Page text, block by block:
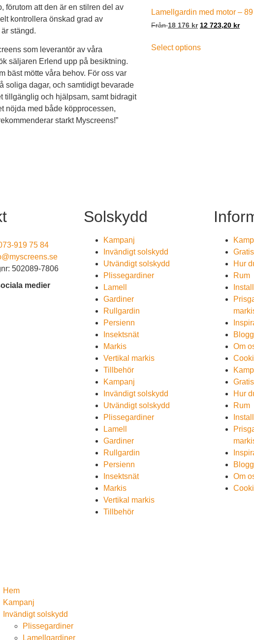
förutom att den är en stilren del av
kontrollera önskad grad av
stängd.
som leverantör av våra
säljaren Erlend upp på besiktning.
bäst mötte våra behov. För oss var
soliga dagar, och samtidigt bevarade
tillgänglig och hjälpsam, samt bidragit
nöjda med både köpprocessen,
starkt Myscreens!”
Lamellgardin med motor –
Från 18 176 kr 12 723,20 kr
Select options
919 75 84
502089-7806
medier
Solskydd
Kampanj
Invändigt solskydd
Utvändigt solskydd
Plissegardiner
Lamell
Gardiner
Rullgardin
Persienn
Insektsnät
Markis
Vertikal markis
Tillbehör
Kampanj
Invändigt solskydd
Utvändigt solskydd
Plissegardiner
Lamell
Gardiner
Rullgardin
Persienn
Insektsnät
Markis
Vertikal markis
Tillbehör
Hur
Rum
Blogg
Om
Hur
Rum
Blogg
Om
Hem
Kampanj
Invändigt solskydd
Plissegardiner
Lamellgardiner